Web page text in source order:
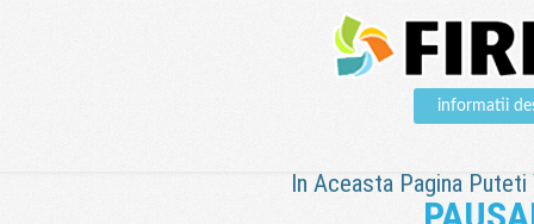
informatii
In Aceasta Pagina